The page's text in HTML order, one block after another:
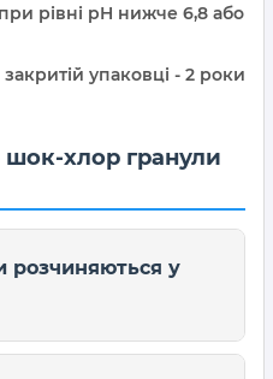
рівні pH нижче 6,8 або
упаковці - 2 роки
шок-хлор гранули
розчиняються у